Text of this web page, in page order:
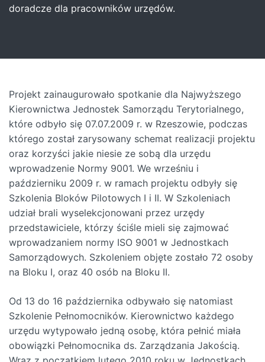
doradcze dla pracowników urzędów.
Projekt zainaugurowało spotkanie dla Najwyższego
Kierownictwa Jednostek Samorządu Terytorialnego,
które odbyło się 07.07.2009 r. w Rzeszowie, podczas
którego został zarysowany schemat realizacji projektu
oraz korzyści jakie niesie ze sobą dla urzędu
wprowadzenie Normy 9001. We wrześniu i
październiku 2009 r. w ramach projektu odbyły się
Szkolenia Bloków Pilotowych I i II. W Szkoleniach
udział brali wyselekcjonowani przez urzędy
przedstawiciele, którzy ściśle mieli się zajmować
wprowadzaniem normy ISO 9001 w Jednostkach
Samorządowych. Szkoleniem objęte zostało 72 osoby
na Bloku I, oraz 40 osób na Bloku II.
Od 13 do 16 października odbywało się natomiast
Szkolenie Pełnomocników. Kierownictwo każdego
urzędu wytypowało jedną osobę, która pełnić miała
obowiązki Pełnomocnika ds. Zarządzania Jakością.